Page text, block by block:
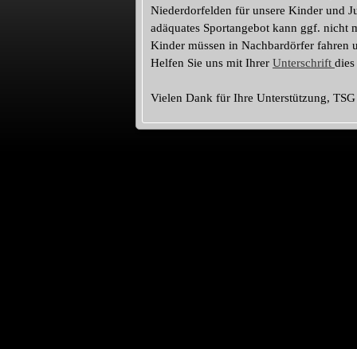
Niederdorfelden für unsere Kinder und
adäquates Sportangebot kann ggf. nicht
Kinder müssen in Nachbardörfer fahren
Helfen Sie uns mit Ihrer Unterschrift
Vielen Dank für Ihre Unterstützung,